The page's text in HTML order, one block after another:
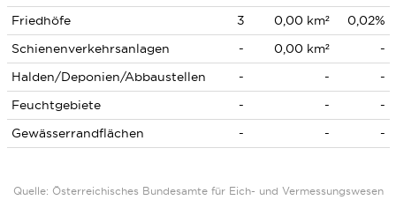
Friedhöfe
3 0,00 km²
0,02%
Schienenverkehrsanlagen
- 0,00 km²
-
Halden/Deponien/Abbaustellen
- -
-
Feuchtgebiete
- -
-
Gewässerrandflächen
- - -
Quelle: Österreichisches Bundesamte für Eich- und Vermessungswesen